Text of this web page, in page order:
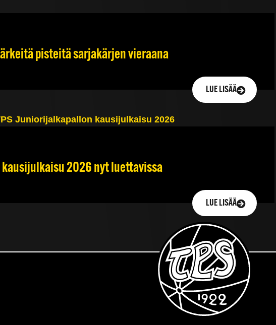
pisteitä sarjakärjen vieraana
LUE LISÄÄ
kausijulkaisu 2026 nyt luettavissa
LUE LISÄÄ